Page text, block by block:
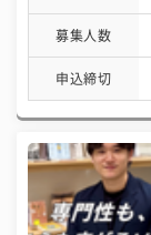
募集人数
申込締切